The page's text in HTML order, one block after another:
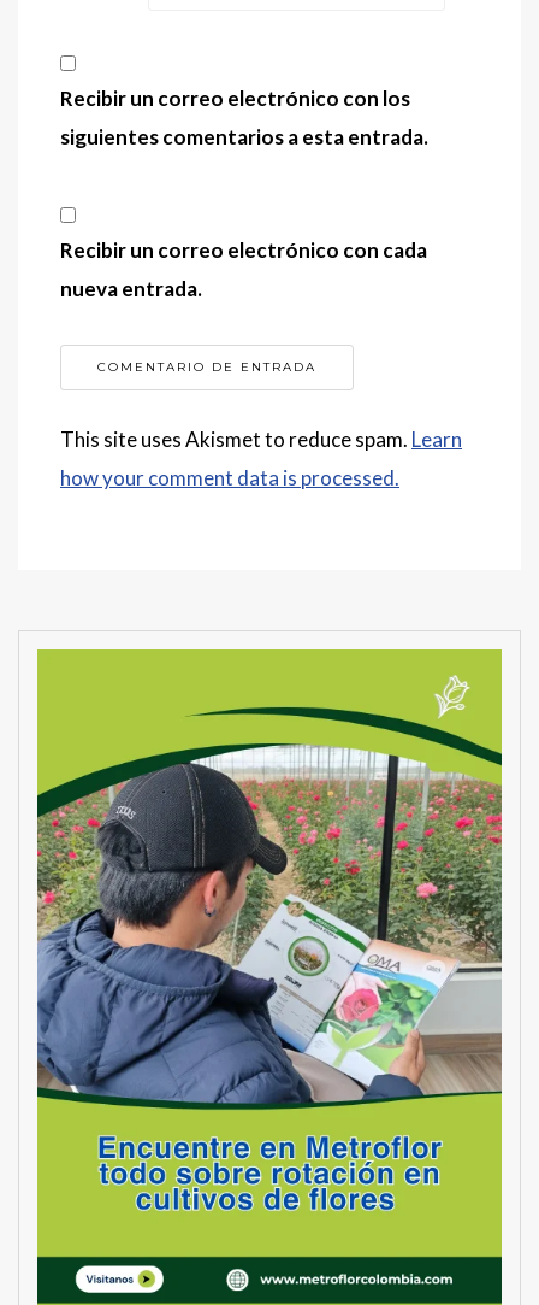
Recibir un correo electrónico con los
siguientes comentarios a esta entrada.
Recibir un correo electrónico con cada
nueva entrada.
This site uses Akismet to reduce spam. Learn
how your comment data is processed.